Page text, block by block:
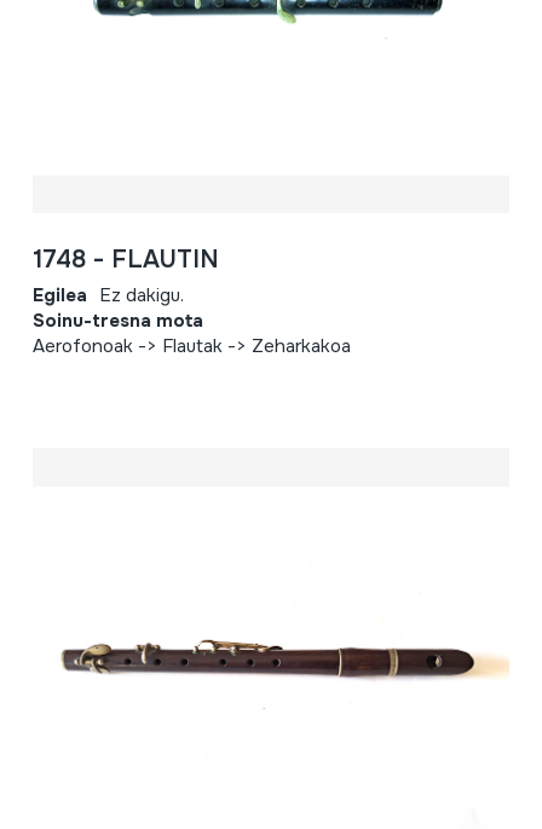
1748 - FLAUTIN
Egilea Ez dakigu.
Soinu-tresna mota
Aerofonoak -> Flautak -> Zeharkakoa